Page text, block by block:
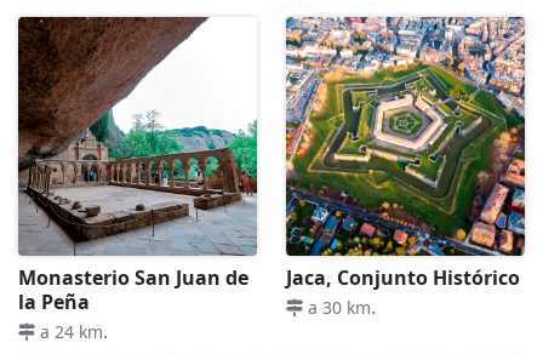
Monasterio San Juan de
la Peña
a 24 km.
Jaca, Conjunto Histórico
a 30 km.